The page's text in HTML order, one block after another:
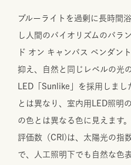
ブルーライトを過剰に長時間
し人間のバイオリズムのバラ
ド オン キャンバス ペンダン
抑え、自然と同じレベルの光
LED「Sunlike」を採用しま
とは異なり、室内用LED照明
の色とは異なる色に見えます
評価数（CRI)は、太陽光の指
で、人工照明下でも自然な色